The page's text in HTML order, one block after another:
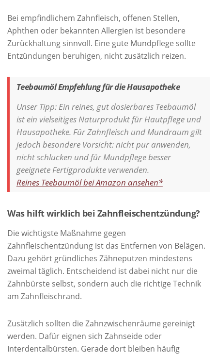
Bei empfindlichem Zahnfleisch, offenen Stellen,
Aphthen oder bekannten Allergien ist besondere
Zurückhaltung sinnvoll. Eine gute Mundpflege sollte
Entzündungen beruhigen, nicht zusätzlich reizen.
Teebaumöl Empfehlung für die Hausapotheke
Unser Tipp:Ein reines, gut dosierbares Teebaumöl
ist ein vielseitiges Naturprodukt für Hautpflege und
Hausapotheke. Für Zahnfleisch und Mundraum gilt
jedoch besondere Vorsicht: nicht pur anwenden,
nicht schlucken und für Mundpflege besser
geeignete Fertigprodukte verwenden.
Reines Teebaumöl bei Amazon ansehen*
Was hilft wirklich bei Zahnfleischentzündung?
Die wichtigste Maßnahme gegen
Zahnfleischentzündung ist das Entfernen von Belägen.
Dazu gehört gründliches Zähneputzen mindestens
zweimal täglich. Entscheidend ist dabei nicht nur die
Zahnbürste selbst, sondern auch die richtige Technik
am Zahnfleischrand.
Zusätzlich sollten die Zahnzwischenräume gereinigt
werden. Dafür eignen sich Zahnseide oder
Interdentalbürsten. Gerade dort bleiben häufig